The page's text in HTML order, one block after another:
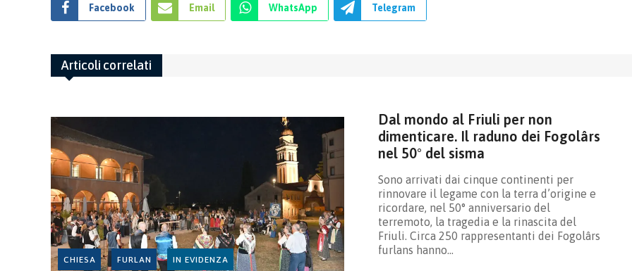
Facebook Email WhatsApp Telegram
Articoli correlati
CHIESA FURLAN IN EVIDENZA
Dal mondo al Friuli per non
dimenticare. Il raduno dei Fogolârs
nel 50° del sisma
Sono arrivati dai cinque continenti per
rinnovare il legame con la terra d’origine e
ricordare, nel 50° anniversario del
terremoto, la tragedia e la rinascita del
Friuli. Circa 250 rappresentanti dei Fogolârs
furlans hanno…